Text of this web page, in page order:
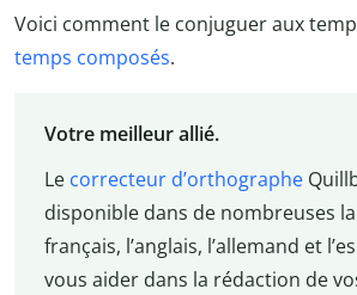
Voici comment le conjuguer aux
temps composés.
Votre meilleur allié.
Le correcteur d’orthographe
disponible dans de nombreuses
français, l’anglais, l’allemand et
vous aider dans la rédaction de